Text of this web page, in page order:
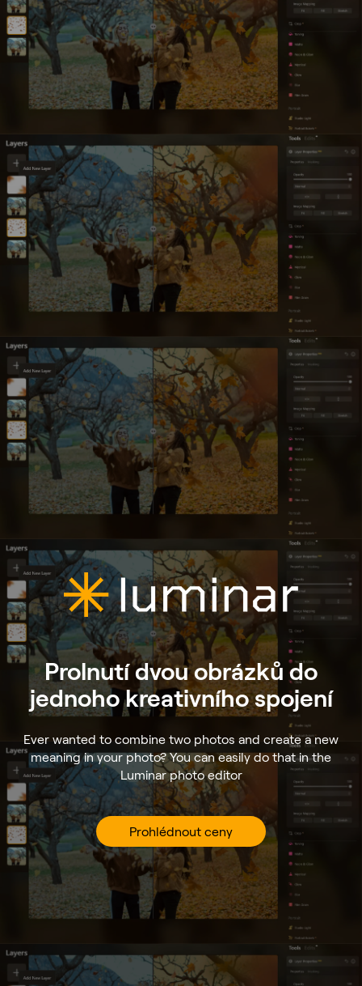
Prolnutí dvou obrázků do
jednoho kreativního spojení
Ever wanted to combine two photos and create a new
meaning in your photo? You can easily do that in the
Luminar photo editor
Prohlédnout ceny